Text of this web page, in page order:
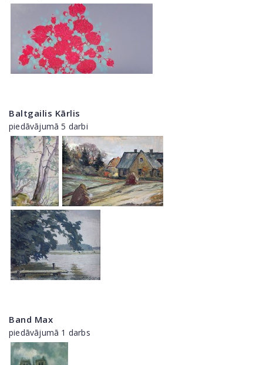
Baltgailis Kārlis
piedāvājumā 5 darbi
Band Max
piedāvājumā 1 darbs